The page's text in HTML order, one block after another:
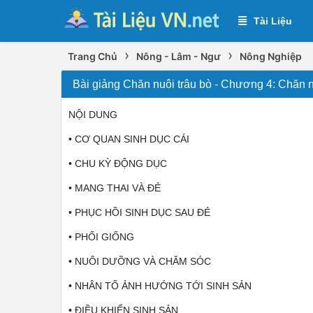
Tài Liệu
Trang Chủ › Nông - Lâm - Ngư › Nông Nghiệp
Bài giảng Chăn nuôi trâu bò - Chương 4: Chăn
NỘI DUNG
• CƠ QUAN SINH DỤC CÁI
• CHU KỲ ĐỘNG DỤC
• MANG THAI VÀ ĐẺ
• PHỤC HỒI SINH DỤC SAU ĐẺ
• PHỐI GIỐNG
• NUÔI DƯỠNG VÀ CHĂM SÓC
• NHÂN TỐ ẢNH HƯỚNG TỚI SINH SẢN
• ĐIỀU KHIỂN SINH SẢN